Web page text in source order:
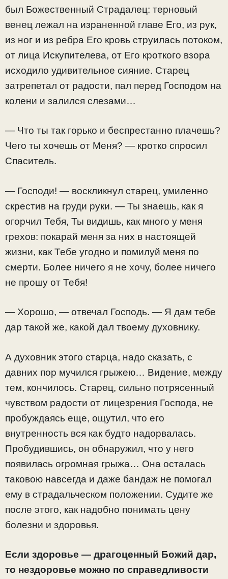
был Божественный Страдалец: терновый
венец лежал на израненной главе Его, из рук,
из ног и из ребра Его кровь струилась потоком,
от лица Искупителева, от Его кроткого взора
исходило удивительное сияние. Старец
затрепетал от радости, пал перед Господом на
колени и залился слезами…
— Что ты так горько и беспрестанно плачешь?
Чего ты хочешь от Меня? — кротко спросил
Спаситель.
— Господи! — воскликнул старец, умиленно
скрестив на груди руки. — Ты знаешь, как я
огорчил Тебя, Ты видишь, как много у меня
грехов: покарай меня за них в настоящей
жизни, как Тебе угодно и помилуй меня по
смерти. Более ничего я не хочу, более ничего
не прошу от Тебя!
— Хорошо, — отвечал Господь. — Я дам тебе
дар такой же, какой дал твоему духовнику.
А духовник этого старца, надо сказать, с
давних пор мучился грыжею… Видение, между
тем, кончилось. Старец, сильно потрясенный
чувством радости от лицезрения Господа, не
пробуждаясь еще, ощутил, что его
внутренность вся как будто надорвалась.
Пробудившись, он обнаружил, что у него
появилась огромная грыжа… Она осталась
таковою навсегда и даже бандаж не помогал
ему в страдальческом положении. Судите же
после этого, как надобно понимать цену
болезни и здоровья.
Если здоровье — драгоценный Божий дар,
то нездоровье можно по справедливости